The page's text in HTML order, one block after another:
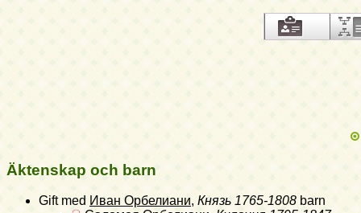
Äktenskap och barn
Gift med Иван Орбелиани, Князь 1765-1808 barn